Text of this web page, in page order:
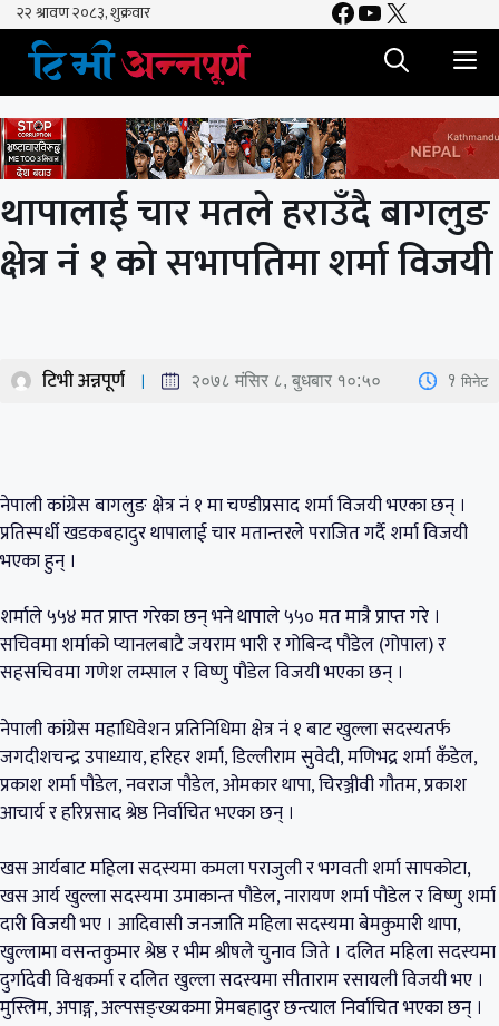
Skip
content
Facebook
YouTube
X
थापालाई चार मतले हराउँदै बागलुङ
क्षेत्र नं १ को सभापतिमा शर्मा विजयी
टिभी अन्नपूर्ण २०७८ मंसिर ८, बुधबार १०:५० 1 मिनेट
नेपाली कांग्रेस बागलुङ क्षेत्र नं १ मा चण्डीप्रसाद शर्मा विजयी भएका छन् ।
प्रतिस्पर्धी खडकबहादुर थापालाई चार मतान्तरले पराजित गर्दै शर्मा विजयी
भएका हुन् ।
शर्माले ५५४ मत प्राप्त गरेका छन् भने थापाले ५५० मत मात्रै प्राप्त गरे ।
सचिवमा शर्माको प्यानलबाटै जयराम भारी र गोबिन्द पौडेल (गोपाल) र
सहसचिवमा गणेश लम्साल र विष्णु पौडेल विजयी भएका छन् ।
नेपाली कांग्रेस महाधिवेशन प्रतिनिधिमा क्षेत्र नं १ बाट खुल्ला सदस्यतर्फ
जगदीशचन्द्र उपाध्याय, हरिहर शर्मा, डिल्लीराम सुवेदी, मणिभद्र शर्मा कँडेल,
प्रकाश शर्मा पौडेल, नवराज पौडेल, ओमकार थापा, चिरञ्जीवी गौतम, प्रकाश
आचार्य र हरिप्रसाद श्रेष्ठ निर्वाचित भएका छन् ।
खस आर्यबाट महिला सदस्यमा कमला पराजुली र भगवती शर्मा सापकोटा,
खस आर्य खुल्ला सदस्यमा उमाकान्त पौडेल, नारायण शर्मा पौडेल र विष्णु शर्मा
दारी विजयी भए । आदिवासी जनजाति महिला सदस्यमा बेमकुमारी थापा,
खुल्लामा वसन्तकुमार श्रेष्ठ र भीम श्रीषले चुनाव जिते । दलित महिला सदस्यमा
दुर्गादेवी विश्वकर्मा र दलित खुल्ला सदस्यमा सीताराम रसायली विजयी भए ।
मुस्लिम, अपाङ्ग, अल्पसङ्ख्यकमा प्रेमबहादुर छन्त्याल निर्वाचित भएका छन् ।